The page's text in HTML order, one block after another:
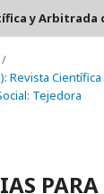
/
Revista
Tejedora